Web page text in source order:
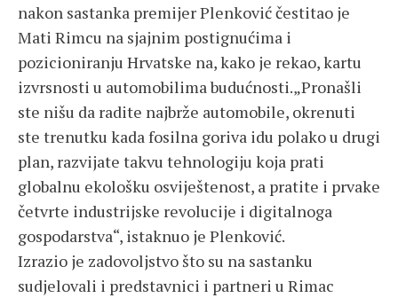
nakon sastanka premijer Plenković čestitao je
Mati Rimcu na sjajnim postignućima i
pozicioniranju Hrvatske na, kako je rekao, kartu
izvrsnosti u automobilima budućnosti.„Pronašli
ste nišu da radite najbrže automobile, okrenuti
ste trenutku kada fosilna goriva idu polako u drugi
plan, razvijate takvu tehnologiju koja prati
globalnu ekološku osviještenost, a pratite i prvake
četvrte industrijske revolucije i digitalnoga
gospodarstva“, istaknuo je Plenković.
Izrazio je zadovoljstvo što su na sastanku
sudjelovali i predstavnici i partneri u Rimac